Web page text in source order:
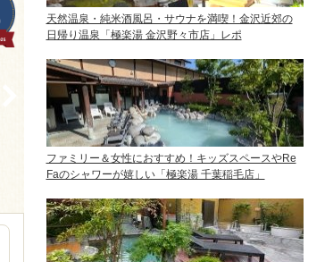
天然温泉・純米酒風呂・サウナを満喫！金沢近郊の
日帰り温泉「極楽湯 金沢野々市店」レポ
ファミリー＆女性におすすめ！キッズスペースやRe
Faのシャワーが嬉しい「極楽湯 千葉稲毛店」